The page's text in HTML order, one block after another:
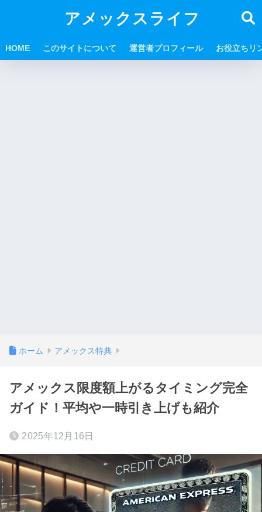
アメックスライフ
HOME このサイトについて 運営者プロフィール お役立ちリ
ホーム アメックス特典
アメックス限度額上がるタイミング完全
ガイド！平均や一時引き上げも紹介
2025年12月16日